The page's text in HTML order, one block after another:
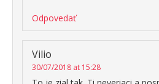
Odpovedať
Vilio
30/07/2018 at 15:28